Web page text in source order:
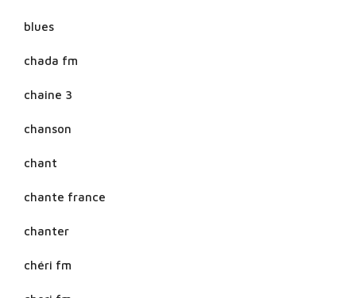
blues
chada fm
chaine 3
chanson
chant
chante france
chanter
chéri fm